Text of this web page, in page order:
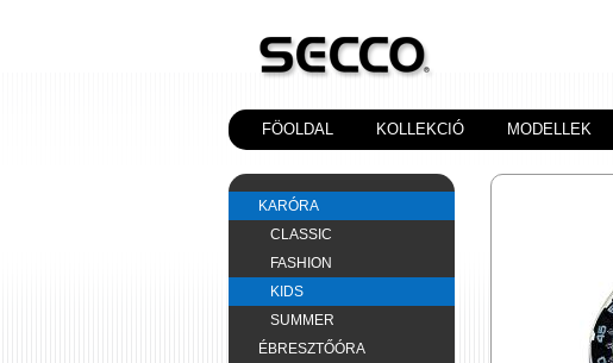
FÖOLDAL KOLLEKCIÓ MODELLEK
KARÓRA
CLASSIC
FASHION
KIDS
SUMMER
ÉBRESZTŐÓRA